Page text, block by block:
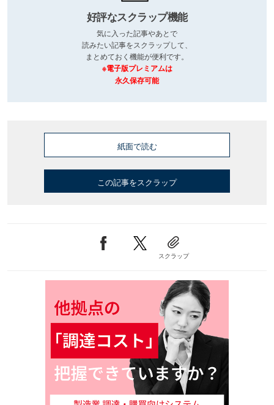
好評なスクラップ機能
気に入った記事やあとで
読みたい記事をスクラップして、
まとめておく機能が便利です。
※電子版プレミアムは
永久保存可能
紙面で読む
この記事をスクラップ
スクラップ